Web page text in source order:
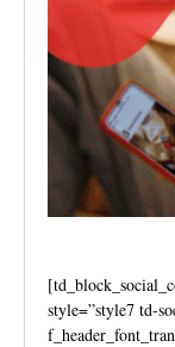
style=”style7 td-